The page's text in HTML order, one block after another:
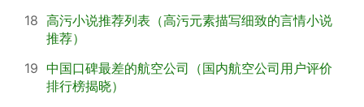
18 高污小说推荐列表（高污元素描写细致的言情小说
推荐）
19 中国口碑最差的航空公司（国内航空公司用户评价
排行榜揭晓）